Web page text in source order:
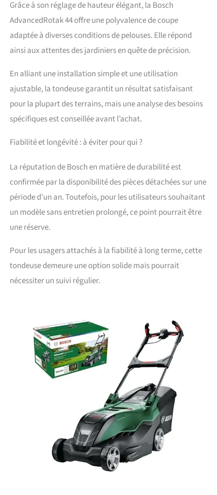
Grâce à son réglage de hauteur élégant, la Bosch
AdvancedRotak 44 offre une polyvalence de coupe
adaptée à diverses conditions de pelouses. Elle répond
ainsi aux attentes des jardiniers en quête de précision.
En alliant une installation simple et une utilisation
ajustable, la tondeuse garantit un résultat satisfaisant
pour la plupart des terrains, mais une analyse des besoins
spécifiques est conseillée avant l’achat.
Fiabilité et longévité : à éviter pour qui ?
La réputation de Bosch en matière de durabilité est
confirmée par la disponibilité des pièces détachées sur une
période d’un an. Toutefois, pour les utilisateurs souhaitant
un modèle sans entretien prolongé, ce point pourrait être
une réserve.
Pour les usagers attachés à la fiabilité à long terme, cette
tondeuse demeure une option solide mais pourrait
nécessiter un suivi régulier.